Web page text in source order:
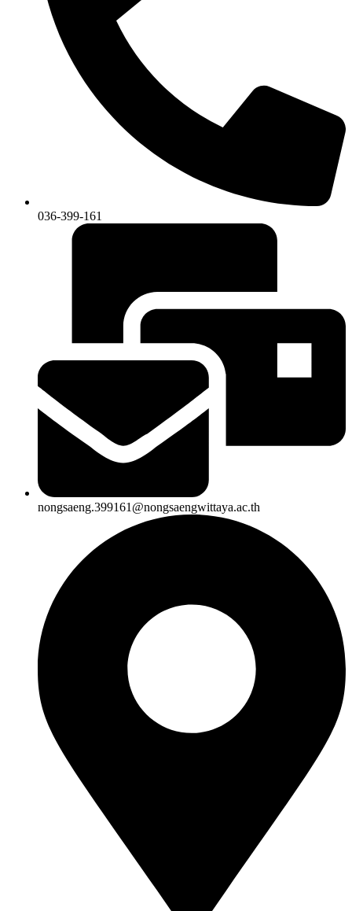
036-399-161
nongsaeng.399161@nongsaengwittaya.ac.th